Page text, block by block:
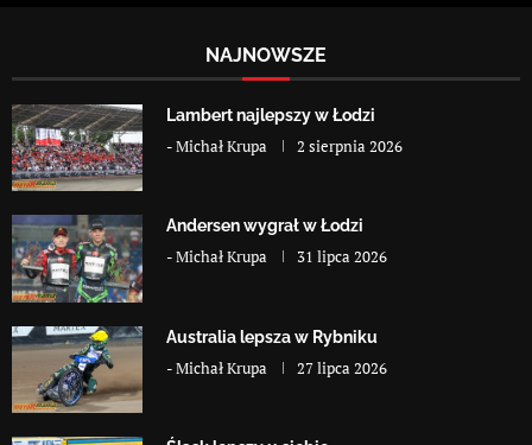
NAJNOWSZE
Lambert najlepszy w Łodzi
-Michał Krupa 2 sierpnia 2026
Andersen wygrał w Łodzi
-Michał Krupa 31 lipca 2026
Australia lepsza w Rybniku
-Michał Krupa 27 lipca 2026